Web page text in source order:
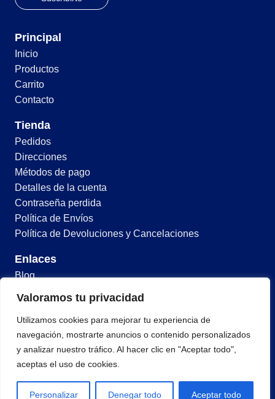
Valoramos tu privacidad
Utilizamos cookies para mejorar tu experiencia de
navegación, mostrarte anuncios o contenido personalizados
y analizar nuestro tráfico. Al hacer clic en "Aceptar todo",
aceptas el uso de cookies.
Personalizar Denegar todo Aceptar todo
Principal
Inicio
Productos
Carrito
Contacto
Tienda
Pedidos
Direcciones
Métodos de pago
Detalles de la cuenta
Contraseña perdida
Política de Envíos
Política de Devoluciones y Cancelaciones
Enlaces
Blog
+52 (662) 268-5784
© 2026 Todos los derechos reservados
Política de privacidad